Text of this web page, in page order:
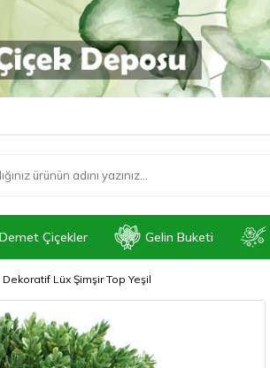
Demet Çiçekler Gelin Buketi
Dekoratif Lüx Şimşir Top Yeşil